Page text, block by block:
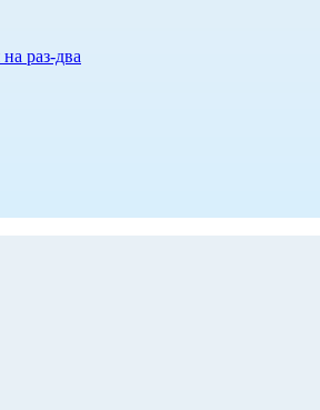
раз-два